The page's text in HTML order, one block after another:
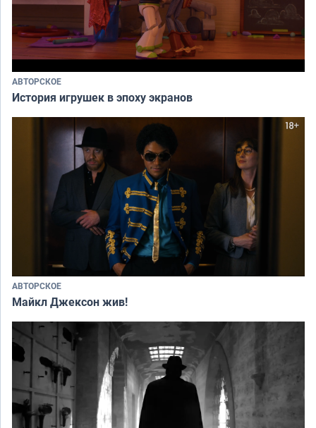
АВТОРСКОЕ
История игрушек в эпоху экранов
АВТОРСКОЕ
Майкл Джексон жив!